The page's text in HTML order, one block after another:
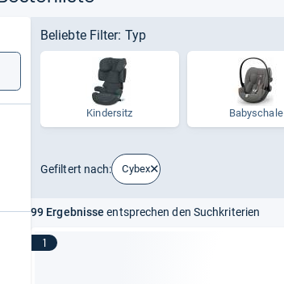
Beliebte Filter: Typ
Kindersitz Babyschale
Gefiltert nach: Cybex
99 Ergebnisse entsprechen den Suchkriterien
1